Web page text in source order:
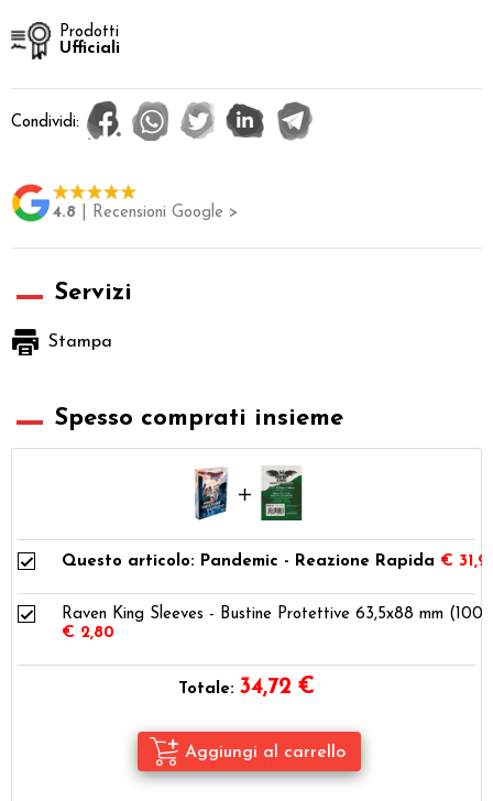
Prodotti
Ufficiali
Condividi:
4.8 | Recensioni Google >
Servizi
Stampa
Spesso comprati insieme
Questo articolo: Pandemic - Reazione Rapida €
Raven King Sleeves - Bustine Protettive 63,5x88 mm (100)
€ 2,80
Totale: 34,72 €